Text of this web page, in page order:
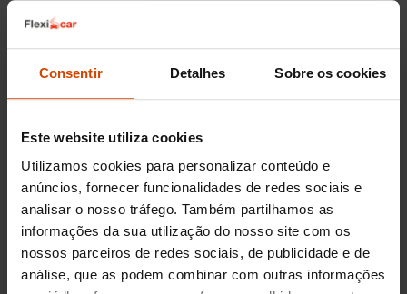
Consentir Detalhes Sobre os cookies
Este website utiliza cookies
Utilizamos cookies para personalizar conteúdo e
anúncios, fornecer funcionalidades de redes sociais e
analisar o nosso tráfego. Também partilhamos as
informações da sua utilização do nosso site com os
nossos parceiros de redes sociais, de publicidade e de
análise, que as podem combinar com outras informações
Motorizações da Alfa Romeo
As motorizações disponíveis para o Alfa Romeo
Tonale em Braga vão ao encontro das várias
seleção que combina economia e potência. A
1.5 GSE T4que oferece excelente eficiência de
combustível sem comprometer a performance.
Este motor é ideal para quem deseja uma
condução suave e ágil no ambiente urbano.
Para os que procuram um maior equilíbrio entre
economia e performance, a motorização
diesel